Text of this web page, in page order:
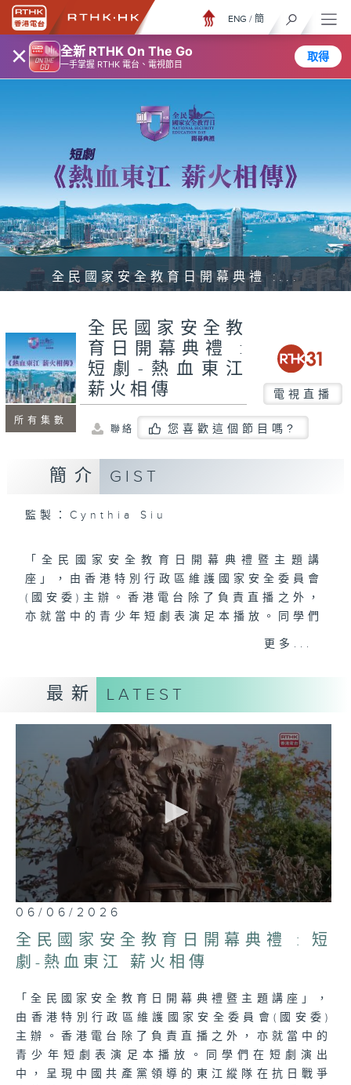
× 全新 RTHK On The Go
一手掌握 RTHK 電台、電視節目
取得
ENG / 簡
全民國家安全教育日開幕典禮 :...
所有集數
全民國家安全教
育日開幕典禮 :
短劇-熱血東江
薪火相傳
電視直播
聯絡 您喜歡這個節目嗎?
簡介 GIST
監製：Cynthia Siu
「全民國家安全教育日開幕典禮暨主題講
座」，由香港特別行政區維護國家安全委員會
(國安委)主辦。香港電台除了負責直播之外，
亦就當中的青少年短劇表演足本播放。同學們
在短劇演出中，呈現中國共產黨領導的東江縱
安全意識，並以深入淺出的方式讓市民明白國
家安全的重要性、全面性，以及國家安全與全
港每一位市民的密切關係。
更多...
最新 LATEST
0
seconds
of
5
minutes,
6
06/06/2026
全民國家安全教育日開幕典禮 : 短
劇-熱血東江 薪火相傳
「全民國家安全教育日開幕典禮暨主題講座」，
由香港特別行政區維護國家安全委員會(國安委)
主辦。香港電台除了負責直播之外，亦就當中的
青少年短劇表演足本播放。同學們在短劇演出
中，呈現中國共產黨領導的東江縱隊在抗日戰爭